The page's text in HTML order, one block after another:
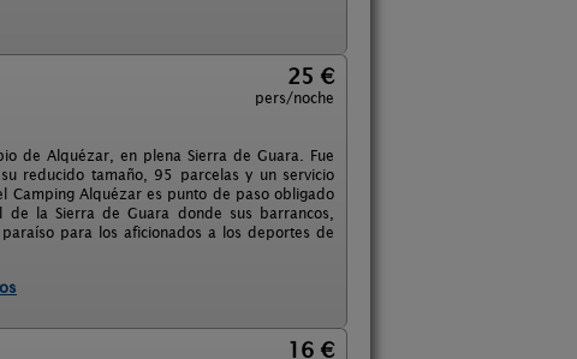
25 €
pers/noche
de Alquézar, en plena Sierra de Guara. Fue
reducido tamaño, 95 parcelas y un servicio
Camping Alquézar es punto de paso obligado
la Sierra de Guara donde sus barrancos,
para los aficionados a los deportes de
16 €